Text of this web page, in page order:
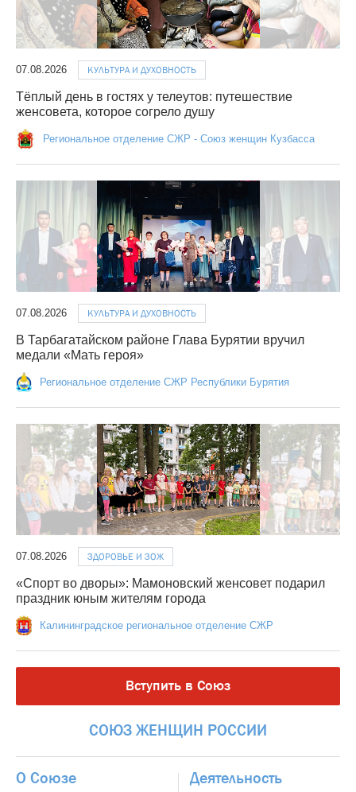
07.08.2026 КУЛЬТУРА И ДУХОВНОСТЬ
Тёплый день в гостях у телеутов: путешествие
женсовета, которое согрело душу
Региональное отделение СЖР - Союз женщин Кузбасса
07.08.2026 КУЛЬТУРА И ДУХОВНОСТЬ
В Тарбагатайском районе Глава Бурятии вручил
медали «Мать героя»
Региональное отделение СЖР Республики Бурятия
07.08.2026 ЗДОРОВЬЕ И ЗОЖ
«Спорт во дворы»: Мамоновский женсовет подарил
праздник юным жителям города
Калининградское региональное отделение СЖР
Вступить в Союз
СОЮЗ ЖЕНЩИН РОССИИ
О Союзе Деятельность